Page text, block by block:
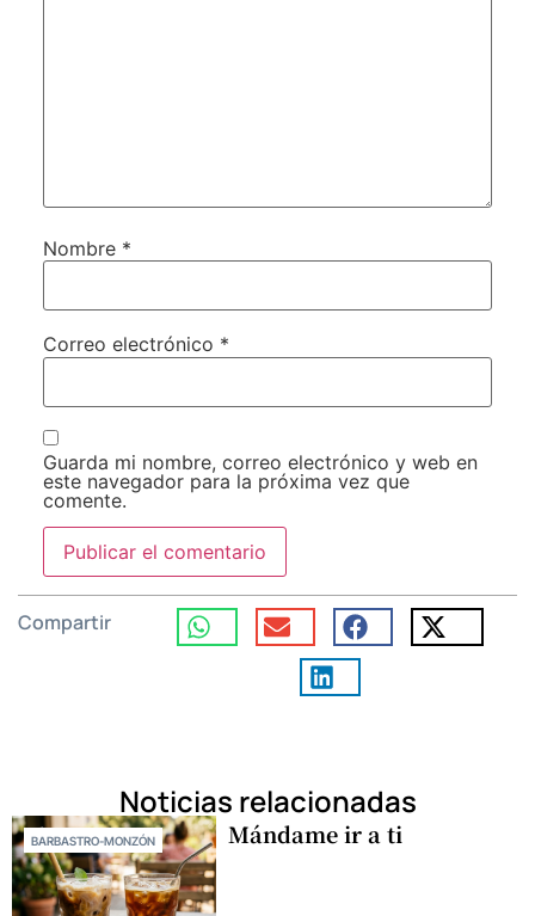
Nombre *
Correo electrónico *
Guarda mi nombre, correo electrónico y web en
este navegador para la próxima vez que
comente.
Compartir
Noticias relacionadas
BARBASTRO-MONZÓN Mándame ir a ti